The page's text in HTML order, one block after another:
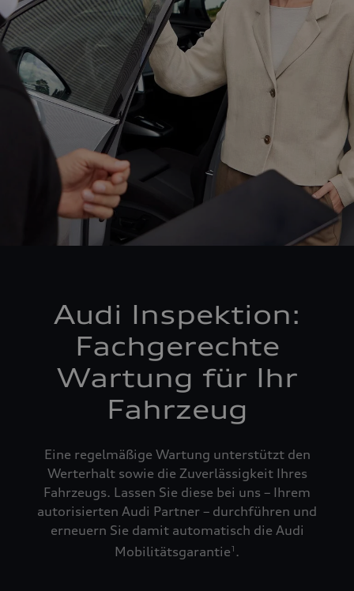
Audi Inspektion:
Fachgerechte
Wartung für Ihr
Fahrzeug
Eine regelmäßige Wartung unterstützt den
Werterhalt sowie die Zuverlässigkeit Ihres
Fahrzeugs. Lassen Sie diese bei uns – Ihrem
autorisierten Audi Partner – durchführen und
erneuern Sie damit automatisch die Audi
Mobilitätsgarantie1 .